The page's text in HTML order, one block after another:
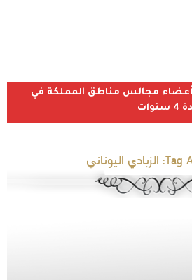
مجالس مناطق المملكة في
Tag الزبادي اليوناني